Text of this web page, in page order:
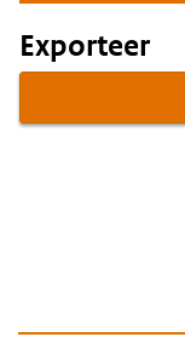
Exporteer